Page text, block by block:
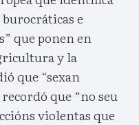
e
que ponen en
y la
que “sexan
que “no seu
violentas que